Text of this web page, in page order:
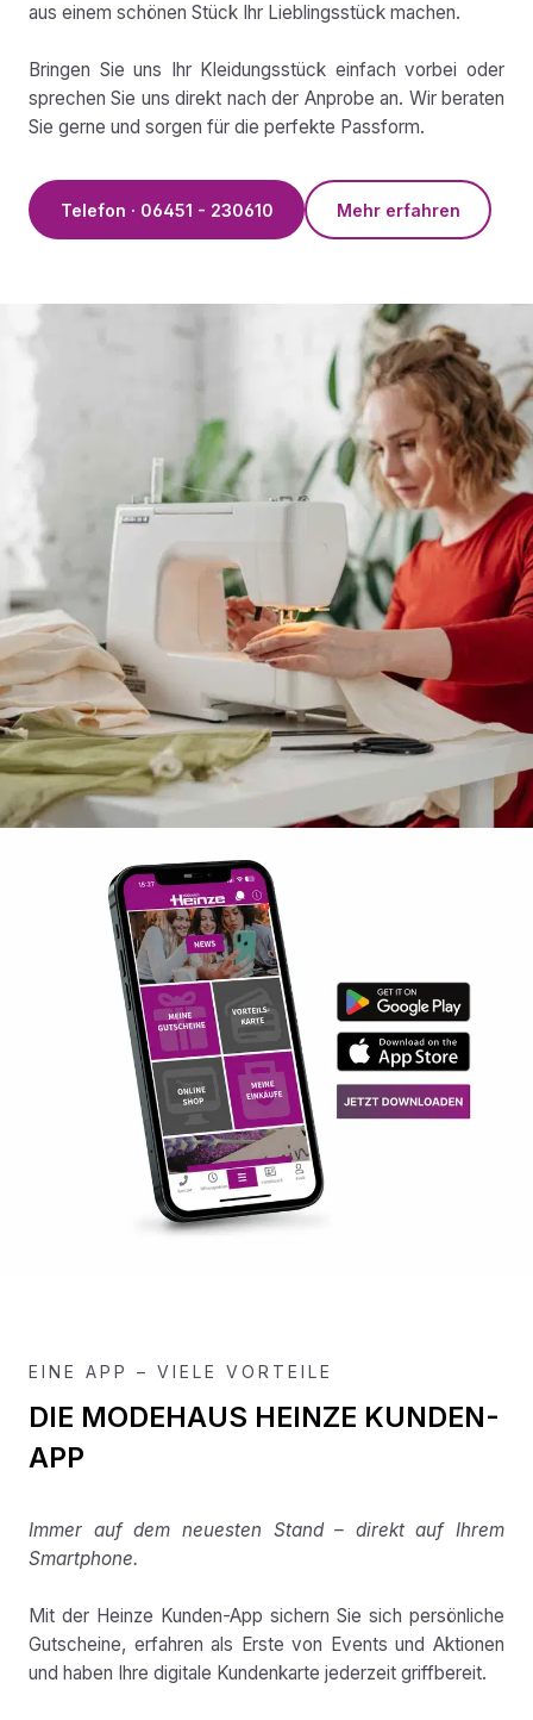
aus einem schönen Stück Ihr Lieblingsstück machen.
Bringen Sie uns Ihr Kleidungsstück einfach vorbei oder
sprechen Sie uns direkt nach der Anprobe an. Wir beraten
Sie gerne und sorgen für die perfekte Passform.
Telefon · 06451 - 230610 Mehr erfahren
EINE APP – VIELE VORTEILE
DIE MODEHAUS HEINZE KUNDEN-
APP
Immer auf dem neuesten Stand – direkt auf Ihrem
Smartphone.
Mit der Heinze Kunden-App sichern Sie sich persönliche
Gutscheine, erfahren als Erste von Events und Aktionen
und haben Ihre digitale Kundenkarte jederzeit griffbereit.